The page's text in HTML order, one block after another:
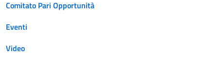
Comitato Pari Opportunità
Eventi
Video